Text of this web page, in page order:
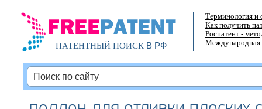
ПАТЕНТНЫЙ ПОИСКВ РФ
Терминология и
Как получить
Роспатент -
Международная